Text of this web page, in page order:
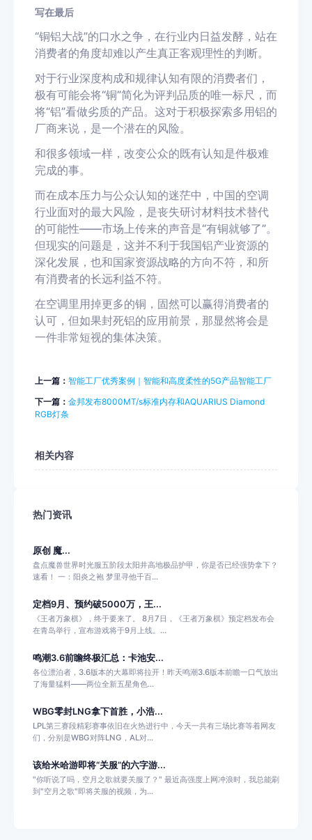
写在最后
“铜铝大战”的口水之争，在行业内日益发酵，站在
消费者的角度却难以产生真正客观理性的判断。
对于行业深度构成和规律认知有限的消费者们，
极有可能会将“铜”简化为评判品质的唯一标尺，而
将“铝”看做劣质的产品。 这对于积极探索多用铝的
厂商来说，是一个潜在的风险。
和很多领域一样，改变公众的既有认知是件极难
完成的事。
而在成本压力与公众认知的迷茫中，中国的空调
行业面对的最大风险，是丧失研讨材料技术替代
的可能性——市场上传来的声音是“有铜就够了”。
但现实的问题是，这并不利于我国铝产业资源的
深化发展，也和国家资源战略的方向不符，和所
有消费者的长远利益不符。
在空调里用掉更多的铜，固然可以赢得消费者的
认可，但如果封死铝的应用前景，那显然将会是
一件非常短视的集体决策。
上一篇： 智能工厂优秀案例｜智能和高度柔性的5G产品智能工厂
下一篇： 金邦发布8000MT/s标准内存和AQUARIUS Diamond
RGB灯条
相关内容
热门资讯
原创 魔...
盘点魔兽世界时光服五阶段太阳井高地极品护甲，你是否已经强势拿下？
速看！ 一：阳炎之袍 梦里寻他千百...
定档9月、预约破5000万，王...
《王者万象棋》，终于要来了。 8月7日，《王者万象棋》预定档发布会
在青岛举行，宣布游戏将于9月上线。...
鸣潮3.6前瞻终极汇总：卡池安...
各位漂泊者，3.6版本的大幕即将拉开！昨天鸣潮3.6版本前瞻一口气放出
了海量猛料——两位全新五星角色...
WBG零封LNG拿下首胜，小浩...
LPL第三赛段精彩赛事依旧在火热进行中，今天一共有三场比赛等着网友
们，分别是WBG对阵LNG，AL对...
该给米哈游即将“关服”的六字游...
"你听说了吗，空月之歌就要关服了？" 最近高强度上网冲浪时，我总能刷
到"空月之歌"即将关服的视频，为...